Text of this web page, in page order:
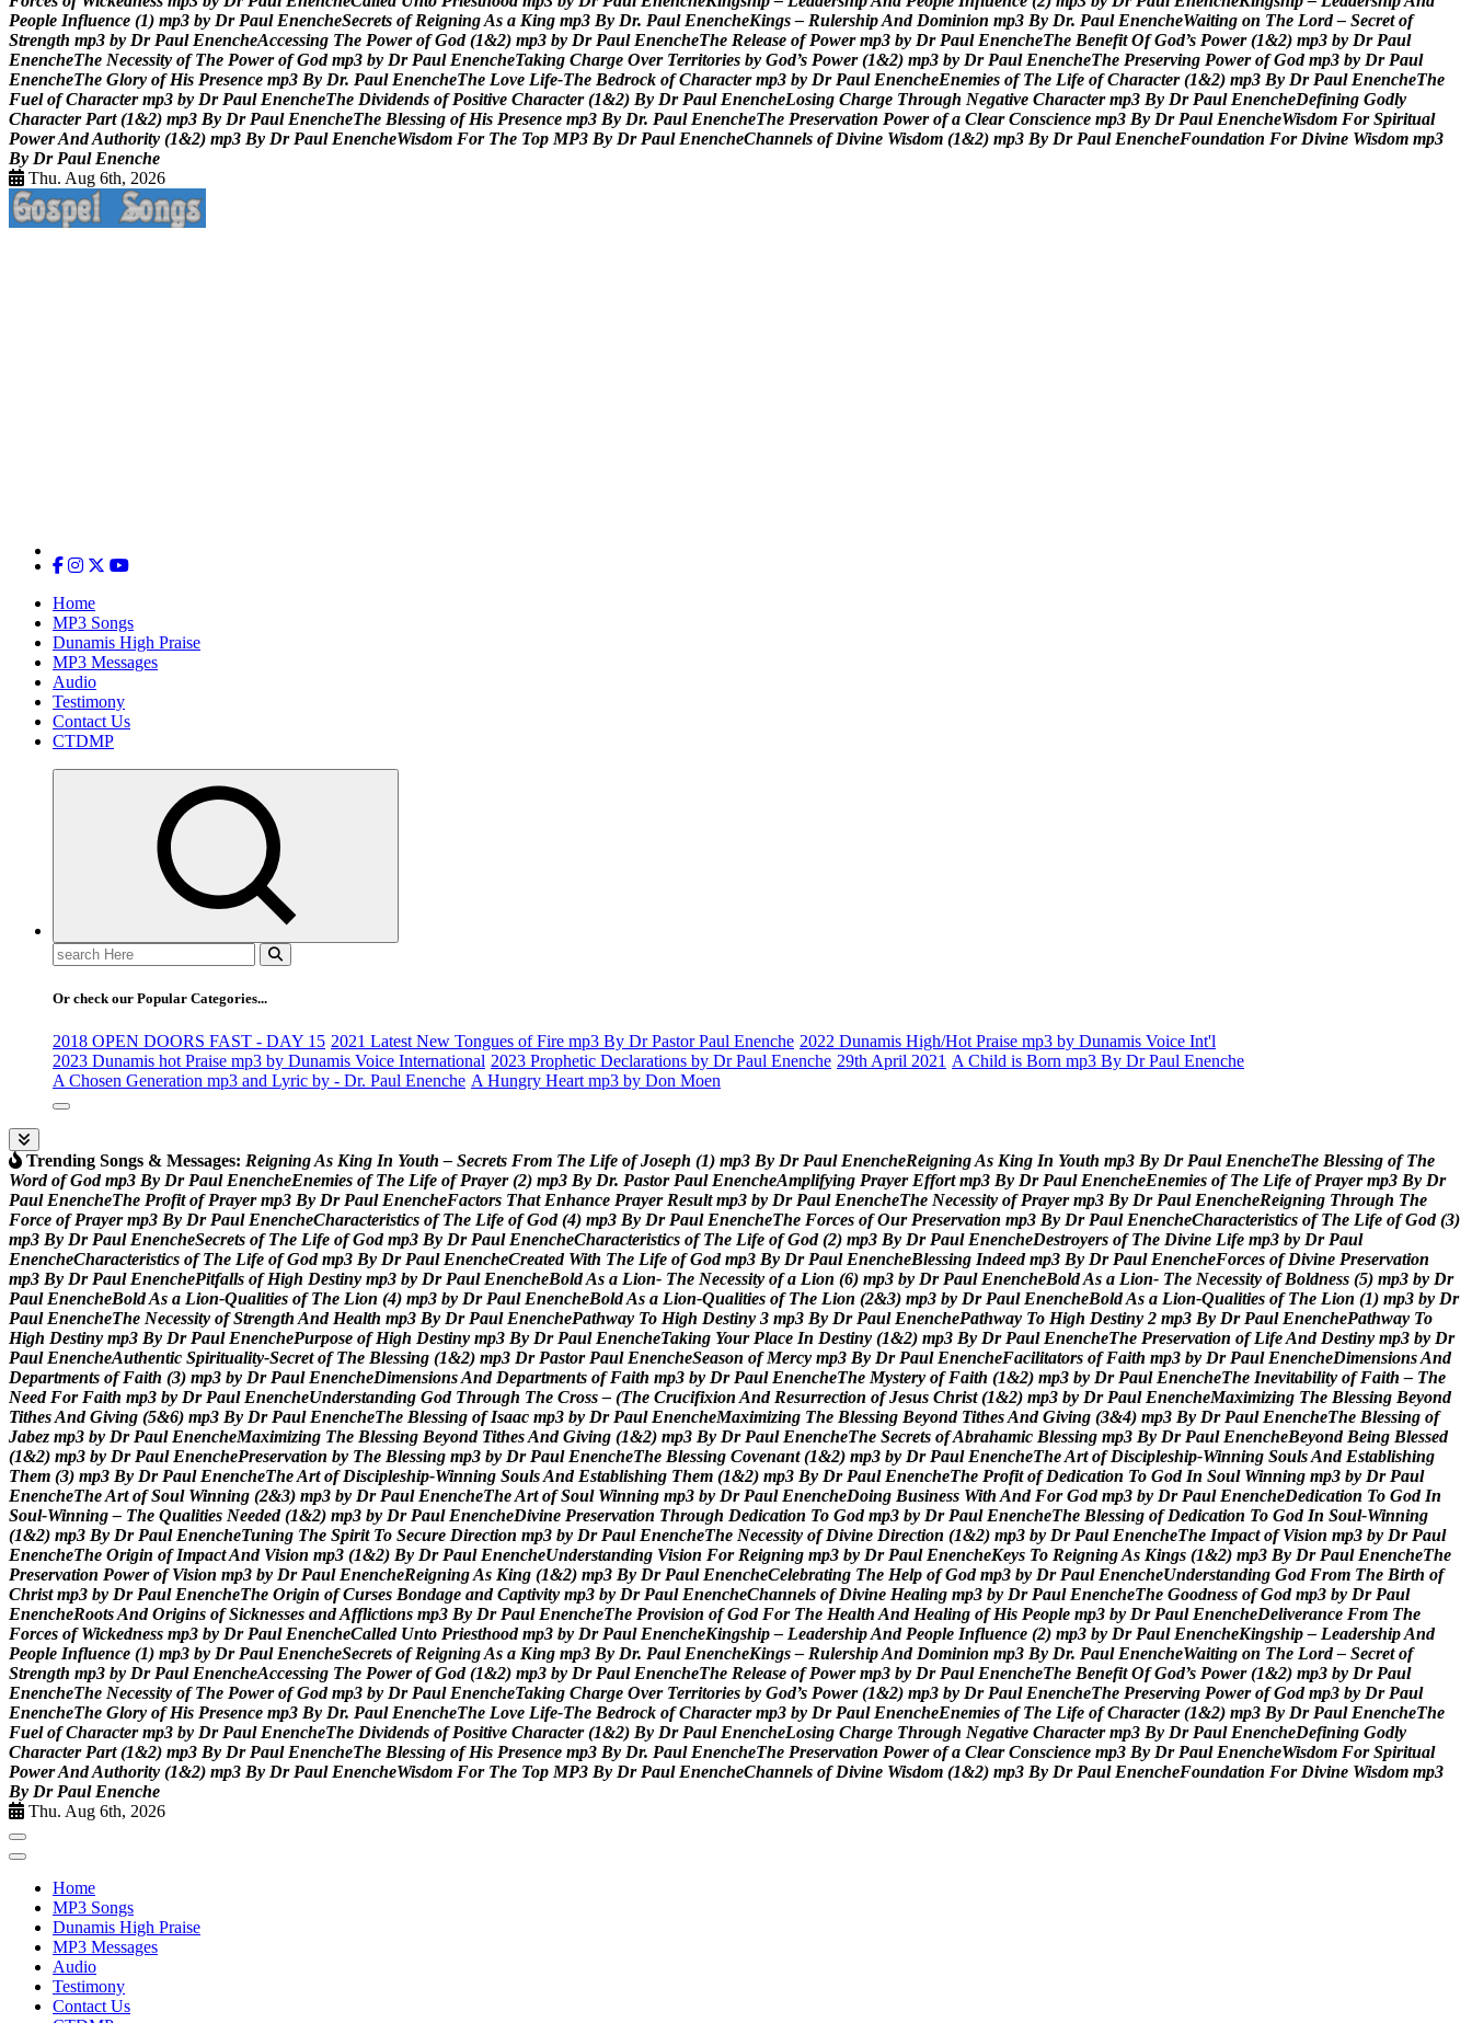
People Influence (1) mp3 by Dr Paul EnencheSecrets of ReigningAs a King mp3 By Dr. Paul EnencheKings – RulershipAnd Dominion mp3 By Dr. Paul EnencheWaiting on The Lord – Secret of
Strength mp3 by Dr Paul EnencheAccessing The Power of God (1&2) mp3 by Dr Paul EnencheThe Release of Power mp3 by Dr Paul EnencheThe Benefit Of God’s Power (1&2) mp3 by Dr Paul
EnencheThe Necessity of The Power of God mp3 by Dr Paul EnencheTaking Charge Over Territories by God’s Power (1&2) mp3 by Dr Paul EnencheThe Preserving Power of God mp3 by Dr Paul
EnencheThe Glory of His Presence mp3 By Dr. Paul EnencheThe Love Life-The Bedrock of Character mp3 by Dr Paul EnencheEnemies of The Life of Character (1&2) mp3 By Dr Paul EnencheThe
Fuel of Character mp3 by Dr Paul EnencheThe Dividends of Positive Character (1&2) By Dr Paul EnencheLosing Charge Through Negative Character mp3 By Dr Paul EnencheDefining Godly
Character Part (1&2) mp3 By Dr Paul EnencheThe Blessing of His Presence mp3 By Dr. Paul EnencheThe Preservation Power of a Clear Conscience mp3 By Dr Paul EnencheWisdom For Spiritual
PowerAndAuthority (1&2) mp3 By Dr Paul EnencheWisdom For The Top MP3 By Dr Paul EnencheChannels of Divine Wisdom (1&2) mp3 By Dr Paul EnencheFoundation For Divine Wisdom mp3
By Dr Paul Enenche
Thu. Aug 6th, 2026
Home
MP3 Songs
Dunamis High Praise
MP3 Messages
Audio
Testimony
Contact Us
CTDMP
Search
for:
Or check our Popular Categories...
2018 OPEN DOORS FAST - DAY 15 2021 Latest New Tongues of Fire mp3 By Dr Pastor Paul Enenche 2022 Dunamis High/Hot Praise mp3 by Dunamis Voice Int'l
2023 Dunamis hot Praise mp3 by Dunamis Voice International 2023 Prophetic Declarations by Dr Paul Enenche 29th April 2021 A Child is Born mp3 By Dr Paul Enenche
A Chosen Generation mp3 and Lyric by - Dr. Paul Enenche A Hungry Heart mp3 by Don Moen
Trending Songs & Messages: ReigningAs King In Youth – Secrets From The Life of Joseph (1) mp3 By Dr Paul EnencheReigningAs King In Youth mp3 By Dr Paul EnencheThe Blessing of The
Word of God mp3 By Dr Paul EnencheEnemies of The Life of Prayer (2) mp3 By Dr. Pastor Paul EnencheAmplifying Prayer Effort mp3 By Dr Paul EnencheEnemies of The Life of Prayer mp3 By Dr
Paul EnencheThe Profit of Prayer mp3 By Dr Paul EnencheFactors That Enhance Prayer Result mp3 by Dr Paul EnencheThe Necessity of Prayer mp3 By Dr Paul EnencheReigning Through The
Force of Prayer mp3 By Dr Paul EnencheCharacteristics of The Life of God (4) mp3 By Dr Paul EnencheThe Forces of Our Preservation mp3 By Dr Paul EnencheCharacteristics of The Life of God (3)
mp3 By Dr Paul EnencheSecrets of The Life of God mp3 By Dr Paul EnencheCharacteristics of The Life of God (2) mp3 By Dr Paul EnencheDestroyers of The Divine Life mp3 by Dr Paul
EnencheCharacteristics of The Life of God mp3 By Dr Paul EnencheCreated With The Life of God mp3 By Dr Paul EnencheBlessing Indeed mp3 By Dr Paul EnencheForces of Divine Preservation
mp3 By Dr Paul EnenchePitfalls of High Destiny mp3 by Dr Paul EnencheBoldAs a Lion- The Necessity of a Lion (6) mp3 by Dr Paul EnencheBoldAs a Lion- The Necessity of Boldness (5) mp3 by Dr
Paul EnencheBoldAs a Lion-Qualities of The Lion (4) mp3 by Dr Paul EnencheBoldAs a Lion-Qualities of The Lion (2&3) mp3 by Dr Paul EnencheBoldAs a Lion-Qualities of The Lion (1) mp3 by Dr
Paul EnencheThe Necessity of Strength And Health mp3 By Dr Paul EnenchePathway To High Destiny 3 mp3 By Dr Paul EnenchePathway To High Destiny 2 mp3 By Dr Paul EnenchePathway To
High Destiny mp3 By Dr Paul EnenchePurpose of High Destiny mp3 By Dr Paul EnencheTaking Your Place In Destiny (1&2) mp3 By Dr Paul EnencheThe Preservation of LifeAnd Destiny mp3 by Dr
Paul EnencheAuthentic Spirituality-Secret of The Blessing (1&2) mp3 Dr Pastor Paul EnencheSeason of Mercy mp3 By Dr Paul EnencheFacilitators of Faith mp3 by Dr Paul EnencheDimensionsAnd
Departments of Faith (3) mp3 by Dr Paul EnencheDimensionsAnd Departments of Faith mp3 by Dr Paul EnencheThe Mystery of Faith (1&2) mp3 by Dr Paul EnencheThe Inevitability of Faith – The
Need For Faith mp3 by Dr Paul EnencheUnderstanding God Through The Cross – (The Crucifixion And Resurrection of Jesus Christ (1&2) mp3 by Dr Paul EnencheMaximizing The Blessing Beyond
TithesAnd Giving (5&6) mp3 By Dr Paul EnencheThe Blessing of Isaac mp3 by Dr Paul EnencheMaximizing The Blessing Beyond TithesAnd Giving (3&4) mp3 By Dr Paul EnencheThe Blessing of
Jabez mp3 by Dr Paul EnencheMaximizing The Blessing Beyond TithesAnd Giving (1&2) mp3 By Dr Paul EnencheThe Secrets ofAbrahamic Blessing mp3 By Dr Paul EnencheBeyond Being Blessed
(1&2) mp3 by Dr Paul EnenchePreservation by The Blessing mp3 by Dr Paul EnencheThe Blessing Covenant (1&2) mp3 by Dr Paul EnencheTheArt of Discipleship-Winning SoulsAnd Establishing
Them (3) mp3 By Dr Paul EnencheTheArt of Discipleship-Winning SoulsAnd Establishing Them (1&2) mp3 By Dr Paul EnencheThe Profit of Dedication To God In Soul Winning mp3 by Dr Paul
EnencheTheArt of Soul Winning (2&3) mp3 by Dr Paul EnencheTheArt of Soul Winning mp3 by Dr Paul EnencheDoing Business With And For God mp3 by Dr Paul EnencheDedication To God In
Soul-Winning – The Qualities Needed (1&2) mp3 by Dr Paul EnencheDivine Preservation Through Dedication To God mp3 by Dr Paul EnencheThe Blessing of Dedication To God In Soul-Winning
(1&2) mp3 By Dr Paul EnencheTuning The Spirit To Secure Direction mp3 by Dr Paul EnencheThe Necessity of Divine Direction (1&2) mp3 by Dr Paul EnencheThe Impact of Vision mp3 by Dr Paul
EnencheThe Origin of ImpactAnd Vision mp3 (1&2) By Dr Paul EnencheUnderstanding Vision For Reigning mp3 by Dr Paul EnencheKeys To ReigningAs Kings (1&2) mp3 By Dr Paul EnencheThe
Preservation Power of Vision mp3 by Dr Paul EnencheReigningAs King (1&2) mp3 By Dr Paul EnencheCelebrating The Help of God mp3 by Dr Paul EnencheUnderstanding God From The Birth of
Christ mp3 by Dr Paul EnencheThe Origin of Curses Bondage and Captivity mp3 by Dr Paul EnencheChannels of Divine Healing mp3 by Dr Paul EnencheThe Goodness of God mp3 by Dr Paul
EnencheRootsAnd Origins of Sicknesses andAfflictions mp3 By Dr Paul EnencheThe Provision of God For The Health And Healing of His People mp3 by Dr Paul EnencheDeliverance From The
Forces of Wickedness mp3 by Dr Paul EnencheCalled Unto Priesthood mp3 by Dr Paul EnencheKingship – LeadershipAnd People Influence (2) mp3 by Dr Paul EnencheKingship – LeadershipAnd
People Influence (1) mp3 by Dr Paul EnencheSecrets of ReigningAs a King mp3 By Dr. Paul EnencheKings – RulershipAnd Dominion mp3 By Dr. Paul EnencheWaiting on The Lord – Secret of
Strength mp3 by Dr Paul EnencheAccessing The Power of God (1&2) mp3 by Dr Paul EnencheThe Release of Power mp3 by Dr Paul EnencheThe Benefit Of God’s Power (1&2) mp3 by Dr Paul
EnencheThe Necessity of The Power of God mp3 by Dr Paul EnencheTaking Charge Over Territories by God’s Power (1&2) mp3 by Dr Paul EnencheThe Preserving Power of God mp3 by Dr Paul
EnencheThe Glory of His Presence mp3 By Dr. Paul EnencheThe Love Life-The Bedrock of Character mp3 by Dr Paul EnencheEnemies of The Life of Character (1&2) mp3 By Dr Paul EnencheThe
Fuel of Character mp3 by Dr Paul EnencheThe Dividends of Positive Character (1&2) By Dr Paul EnencheLosing Charge Through Negative Character mp3 By Dr Paul EnencheDefining Godly
Character Part (1&2) mp3 By Dr Paul EnencheThe Blessing of His Presence mp3 By Dr. Paul EnencheThe Preservation Power of a Clear Conscience mp3 By Dr Paul EnencheWisdom For Spiritual
PowerAndAuthority (1&2) mp3 By Dr Paul EnencheWisdom For The Top MP3 By Dr Paul EnencheChannels of Divine Wisdom (1&2) mp3 By Dr Paul EnencheFoundation For Divine Wisdom mp3
By Dr Paul Enenche
Thu. Aug 6th, 2026
Home
MP3 Songs
Dunamis High Praise
MP3 Messages
Audio
Testimony
Contact Us